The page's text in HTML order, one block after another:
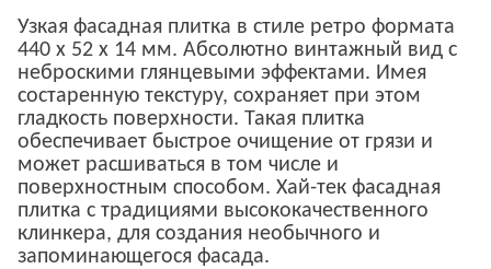
Узкая фасадная плитка в стиле ретро формата
440 x 52 x 14 мм. Абсолютно винтажный вид с
неброскими глянцевыми эффектами. Имея
состаренную текстуру, сохраняет при этом
гладкость поверхности. Такая плитка
обеспечивает быстрое очищение от грязи и
может расшиваться в том числе и
поверхностным способом. Хай-тек фасадная
плитка с традициями высококачественного
клинкера, для создания необычного и
запоминающегося фасада.